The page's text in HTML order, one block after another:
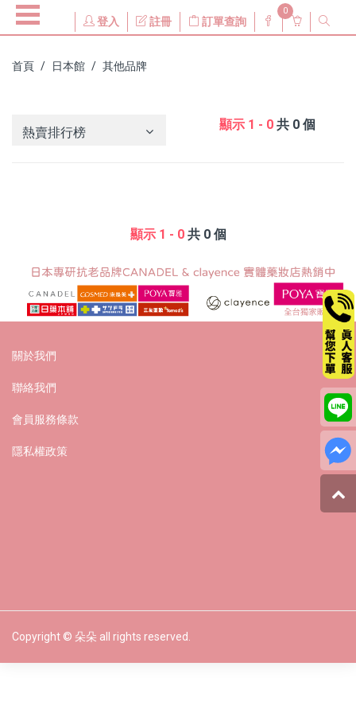
登入 註冊 訂單查詢
0
首頁 日本館 其他品牌
熱賣排行榜
顯示 1 - 0 共 0 個
顯示 1 - 0 共 0 個
關於我們
聯絡我們
會員服務條款
隱私權政策
Copyright © 朵朵 all rights reserved.